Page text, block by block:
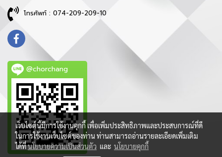
โทรศัพท์ : 074-209-209-10
@chorchang
เว็บไซต์นี้มีการใช้งานคุกกี้ เพื่อเพิ่มประสิทธิภาพและประสบการณ์ที่ดี
ในการใช้งานเว็บไซต์ของท่าน ท่านสามารถอ่านรายละเอียดเพิ่มเติม
ได้ที่นโยบายความเป็นส่วนตัว และ นโยบายคุกกี้